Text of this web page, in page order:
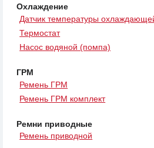
Охлаждение
Датчик температуры
Термостат
Насос водяной (помпа)
ГРМ
Ремень ГРМ
Ремень ГРМ комплект
Ремни приводные
Ремень приводной